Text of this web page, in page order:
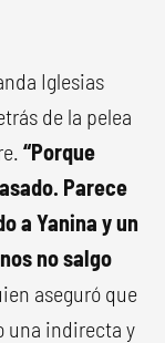
Iglesias
de la pelea
“Porque
Parece
a Yanina y un
no salgo
aseguró que
una indirecta y